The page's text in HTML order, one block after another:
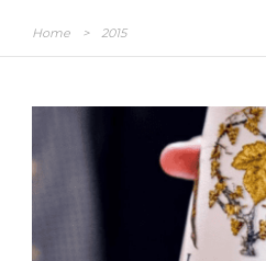
Home > 2015